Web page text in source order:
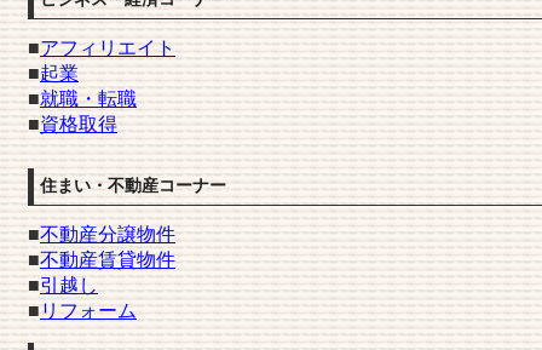
■アフィリエイト
■起業
■就職・転職
■資格取得
住まい・不動産コーナー
■不動産分譲物件
■不動産賃貸物件
■引越し
■リフォーム